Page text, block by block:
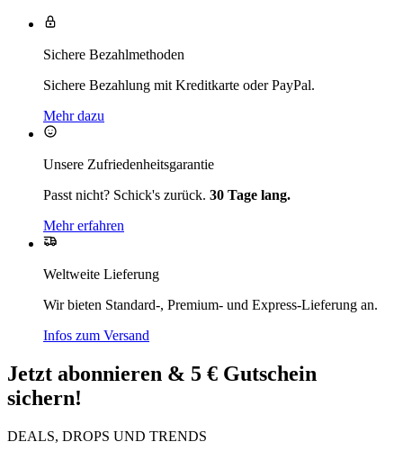
Sichere Bezahlmethoden
Sichere Bezahlung mit Kreditkarte oder PayPal.
Mehr dazu
Unsere Zufriedenheitsgarantie
Passt nicht? Schick's zurück. 30 Tage lang.
Mehr erfahren
Weltweite Lieferung
Wir bieten Standard-, Premium- und Express-Lieferung an.
Infos zum Versand
Jetzt abonnieren & 5 € Gutschein
sichern!
DEALS, DROPS UND TRENDS